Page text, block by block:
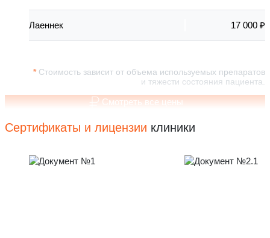
Стоимость зависит от объема используемых препаратов
и тяжести состояния пациента.
Лаеннек 17 000 ₽
Смотреть все цены
Сертификаты и лицензии клиники